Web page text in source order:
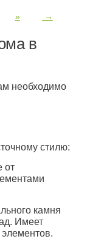
» →
в
необходимо
стилю:
от
камня
Имеет